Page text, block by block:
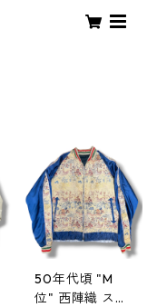
50年代頃 "M
位" 西陣織 スカ